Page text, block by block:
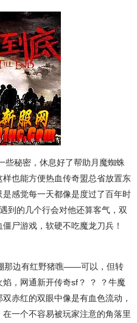
秘密，休息好了帮助月魔蜘蛛
也能方便热血传奇盟总省放置东
感觉每一天都像是度过了百年时
到的几个行会对他还算客气，双
尸游戏，软硬不吃魔龙刀兵！
那边有红野猪噍——可以，但转
，网通新开传奇sf？ ？ ？牛魔
赤红的双眼中像是有血色流动，
一个不容易被玩家注意的角落里